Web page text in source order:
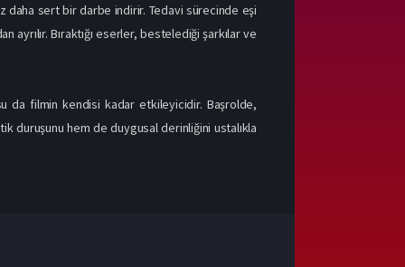
daha sert bir darbe indirir. Tedavi sürecinde eşi
ayrılır. Bıraktığı eserler, bestelediği şarkılar ve
da filmin kendisi kadar etkileyicidir. Başrolde,
duruşunu hem de duygusal derinliğini ustalıkla